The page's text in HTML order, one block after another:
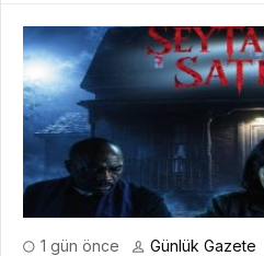
1 gün önce Günlük Gazete